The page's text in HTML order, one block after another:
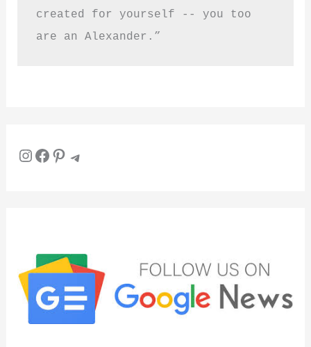
created for yourself -- you too
are an Alexander.”
InstagramFacebook Pinterest Telegram